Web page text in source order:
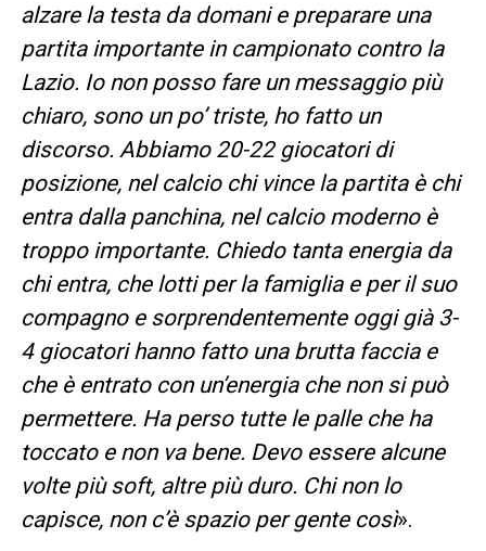
alzare la testa da domani e preparare una
partita importante in campionato contro la
Lazio. Io non posso fare un messaggio più
chiaro, sono un po’ triste, ho fatto un
discorso. Abbiamo 20-22 giocatori di
posizione, nel calcio chi vince la partita è chi
entra dalla panchina, nel calcio moderno è
troppo importante. Chiedo tanta energia da
chi entra, che lotti per la famiglia e per il suo
compagno e sorprendentemente oggi già 3-
4 giocatori hanno fatto una brutta faccia e
che è entrato con un’energia che non si può
permettere. Ha perso tutte le palle che ha
toccato e non va bene. Devo essere alcune
volte più soft, altre più duro. Chi non lo
capisce, non c’è spazio per gente così».